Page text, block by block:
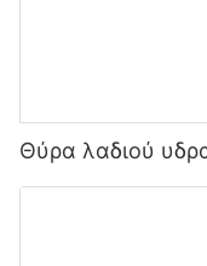
Θύρα λαδιού